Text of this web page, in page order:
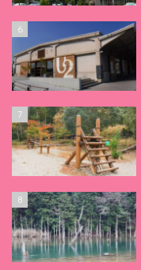
6
7
8